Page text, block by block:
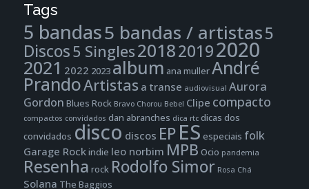
Tags
5 bandas5 bandas / artistas5
Discos5 Singles201820192020
2021 2022 2023album ana mullerAndré
PrandoArtistas a transe audiovisual Aurora
Gordon Blues Rock Bravo Chorou Bebel Clipe compacto
compactos convidados dan abranches dica rtc dicas dos
convidados disco discos EP ES especiais folk
Garage Rockindie leo norbim MPB Ocio pandemia
Resenha rock Rodolfo Simor Rosa Chá
Solana The Baggios